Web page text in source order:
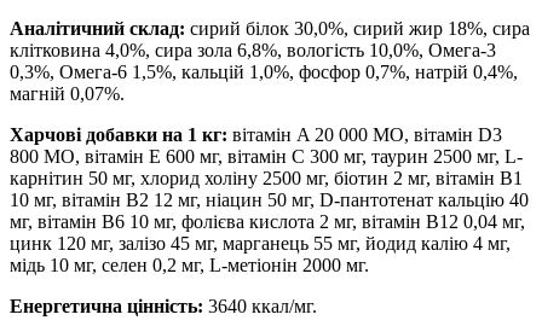
Аналітичний склад: сирий білок 30,0%, сирий жир 18%, сира
клітковина 4,0%, сира зола 6,8%, вологість 10,0%, Омега-3
0,3%, Омега-6 1,5%, кальцій 1,0%, фосфор 0,7%, натрій 0,4%,
магній 0,07%.
Харчові добавки на 1 кг: вітамін A 20 000 МО, вітамін D3
800 МО, вітамін E 600 мг, вітамін C 300 мг, таурин 2500 мг, L-
карнітин 50 мг, хлорид холіну 2500 мг, біотин 2 мг, вітамін B1
10 мг, вітамін B2 12 мг, ніацин 50 мг, D-пантотенат кальцію 40
мг, вітамін B6 10 мг, фолієва кислота 2 мг, вітамін B12 0,04 мг,
цинк 120 мг, залізо 45 мг, марганець 55 мг, йодид калію 4 мг,
мідь 10 мг, селен 0,2 мг, L-метіонін 2000 мг.
Енергетична цінність: 3640 ккал/мг.